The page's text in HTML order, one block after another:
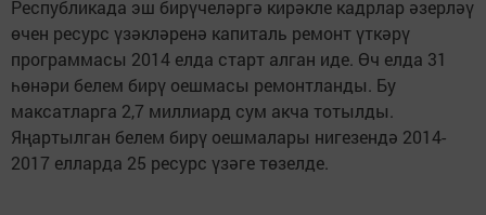
Республикада эш бирүчеләргә кирәкле кадрлар әзерләү
өчен ресурс үзәкләренә капиталь ремонт үткәрү
программасы 2014 елда старт алган иде. Өч елда 31
һөнәри белем бирү оешмасы ремонтланды. Бу
максатларга 2,7 миллиард сум акча тотылды.
Яңартылган белем бирү оешмалары нигезендә 2014-
2017 елларда 25 ресурс үзәге төзелде.